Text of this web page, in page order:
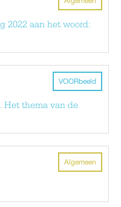
2022 aan het woord:
VOORbeeld
Het thema van de
Algemeen